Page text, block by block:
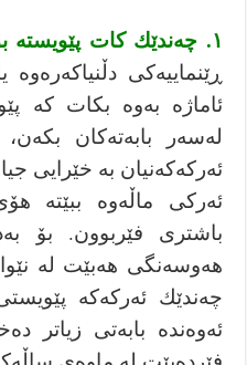
١. چەندێك كات پێویستە بۆ تەواو كردنی ئەرك؟
ڕێنماییەكی دڵنیاكەرەوە
ئاماژە بەوە بکات کە
لەسەر بابەتەكان
ئەرکەکەنیان بە خێرایی
ئەركی ماڵەوە ببێتە
باشتری فێربوون. بۆ
هەوسەنگی هەبێت لە
چەندێك ئەركەكە
ئەوەندە بابەتی زیاتر